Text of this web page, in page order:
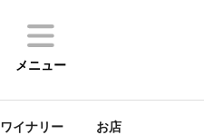
メニュー
ワイナリー お店